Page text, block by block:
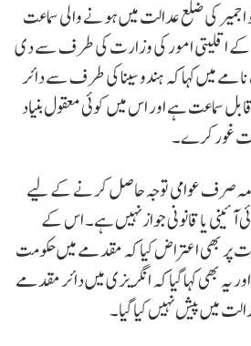
19 اپریل کو اجمیر کی ضلع عدالت میں ہونے والی سماعت
اقلیتی امور کی وزارت کی طرف سے دی
میں کہا کہ ہندو سینا کی طرف سے دائر
سماعت ہے اور اس میں کوئی معقول بنیاد
غور کرے۔
صرف عوامی توجہ حاصل کرنے کے لیے
آئینی یا قانونی جواز نہیں ہے۔ اس کے
بھی اعتراض کیا کہ مقدمے میں حکومت
یہ بھی کہا گیا کہ انگریزی میں دائر مقدمے
میں پیش نہیں کیا گیا۔